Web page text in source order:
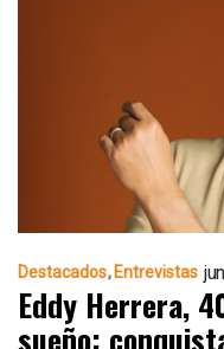
Destacados Entrevistas
Eddy Herrera,
sueño: